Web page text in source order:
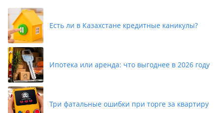
Есть ли в Казахстане кредитные каникулы?
Ипотека или аренда: что выгоднее в 2026 году
Три фатальные ошибки при торге за квартиру